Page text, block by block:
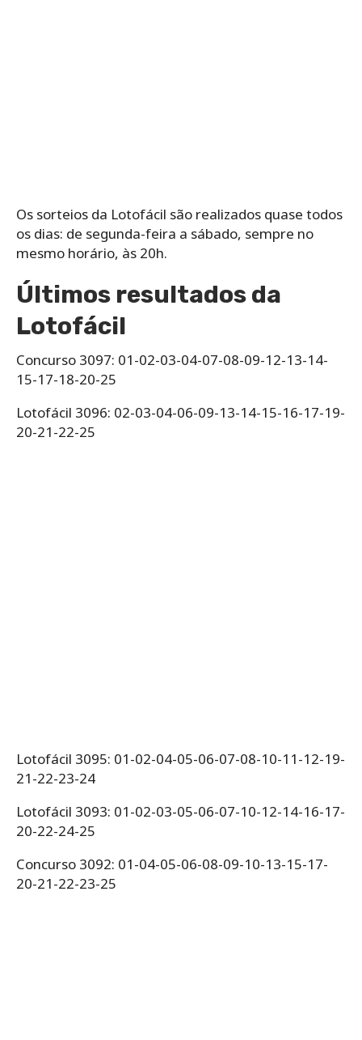
Os‌ ‌sorteios‌ ‌da‌ ‌Lotofácil‌ ‌são‌ ‌realizados‌ ‌quase‌ ‌todos‌
‌os‌ ‌dias: de‌ ‌segunda-feira‌ ‌a‌ ‌sábado,‌ ‌sempre‌ ‌no‌
‌mesmo‌ ‌horário,‌ ‌às‌ ‌20h.
Últimos resultados da
Lotofácil
Concurso 3097: 01-02-03-04-07-08-09-12-13-14-
15-17-18-20-25
Lotofácil 3096: 02-03-04-06-09-13-14-15-16-17-19-
20-21-22-25
Lotofácil 3095: 01-02-04-05-06-07-08-10-11-12-19-
21-22-23-24
Lotofácil 3093: 01-02-03-05-06-07-10-12-14-16-17-
20-22-24-25
Concurso 3092: 01-04-05-06-08-09-10-13-15-17-
20-21-22-23-25